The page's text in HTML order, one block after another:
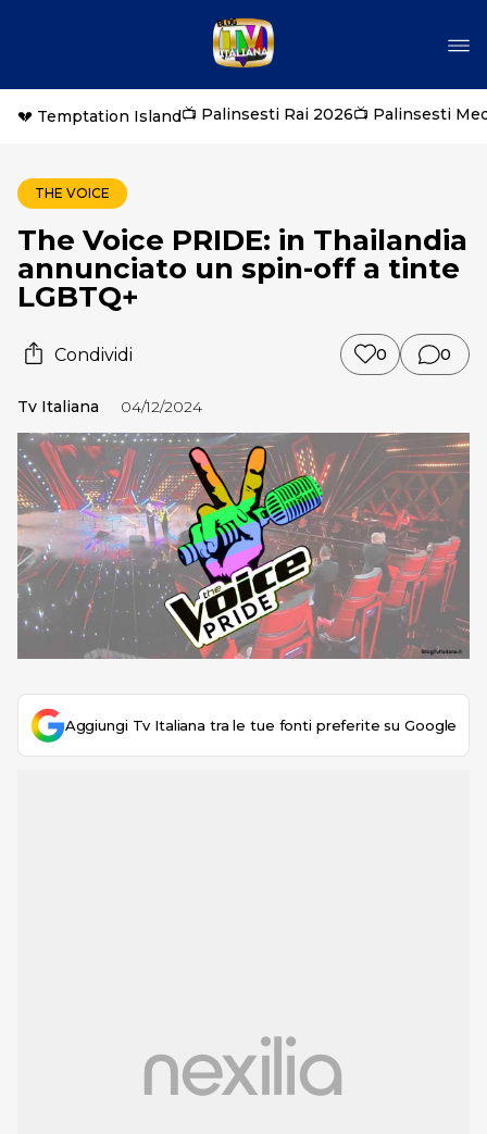
💔 Temptation Island📺 Palinsesti Rai 2026📺 Palinsesti
THE VOICE
The Voice PRIDE: in Thailandia
annunciato un spin-off a tinte
LGBTQ+
Condividi 0 0
Tv Italiana 04/12/2024
Aggiungi Tv Italiana tra le tue fonti preferite su Google